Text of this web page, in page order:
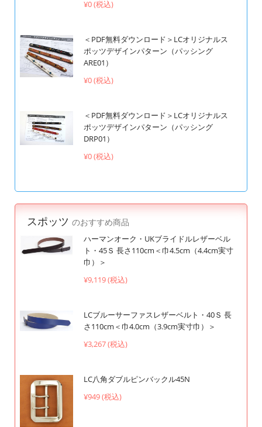
¥0 (税込)
＜PDF無料ダウンロード＞LCオリジナルス
ポッツデザインパターン（パッシング
ARE01）
¥0 (税込)
＜PDF無料ダウンロード＞LCオリジナルス
ポッツデザインパターン（パッシング
DRP01）
¥0 (税込)
スポッツ のおすすめ商品
ハーマンオーク・UKブライドルレザーベル
ト・45Ｓ 長さ110cm＜巾4.5cm（4.4cm実寸
巾）＞
¥9,119 (税込)
LCブルーサーファスレザーベルト・40Ｓ 長
さ110cm＜巾4.0cm（3.9cm実寸巾）＞
¥3,267 (税込)
LC八角ダブルピンバックル45N
¥949 (税込)